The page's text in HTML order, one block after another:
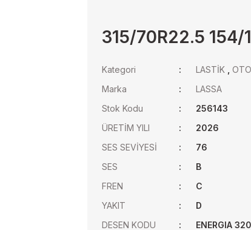
315/70R22.5 154/
Kategori LASTİK ,
Marka
LASSA
Stok Kodu
256143
ÜRETİM YILI
2026
SES SEVİYESİ
76
SES
B
FREN
C
YAKIT
D
DESEN KODU
ENERGIA